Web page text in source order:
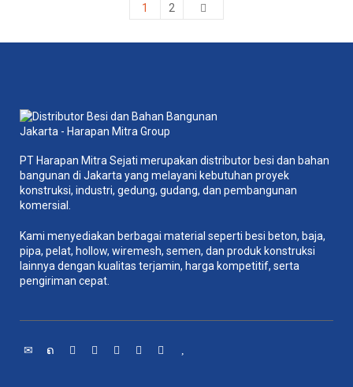
1 2
PT Harapan Mitra Sejati merupakan distributor besi dan bahan
bangunan di Jakarta yang melayani kebutuhan proyek
konstruksi, industri, gedung, gudang, dan pembangunan
komersial.
Kami menyediakan berbagai material seperti besi beton, baja,
pipa, pelat, hollow, wiremesh, semen, dan produk konstruksi
lainnya dengan kualitas terjamin, harga kompetitif, serta
pengiriman cepat.